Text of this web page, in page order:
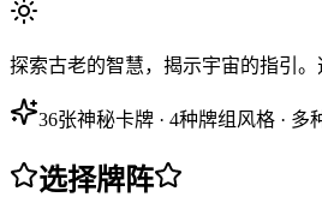
探索古老的智慧，揭示宇宙的指引
36张神秘卡牌 · 4种牌组风格 · 多
选择牌阵